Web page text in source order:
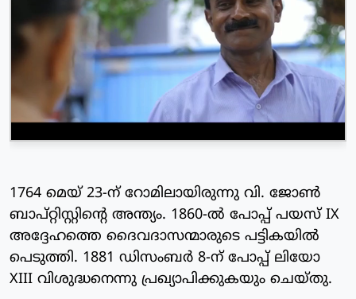
1764 മെയ് 23-ന് റോമിലായിരുന്നു വി. ജോണ്‍
ബാപ്റ്റിസ്റ്റിന്റെ അന്ത്യം. 1860-ല്‍ പോപ്പ് പയസ് IX
അദ്ദേഹത്തെ ദൈവദാസന്മാരുടെ പട്ടികയില്‍
പെടുത്തി. 1881 ഡിസംബര്‍ 8-ന് പോപ്പ് ലിയോ
XIII വിശുദ്ധനെന്നു പ്രഖ്യാപിക്കുകയും ചെയ്തു.